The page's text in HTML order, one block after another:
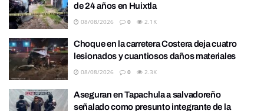
de 24 años en Huixtla
08/08/2026 0 2.1K
Choque en la carretera Costera deja cuatro
lesionados y cuantiosos daños materiales
08/08/2026 0 2.3K
Aseguran en Tapachula a salvadoreño
señalado como presunto integrante de la